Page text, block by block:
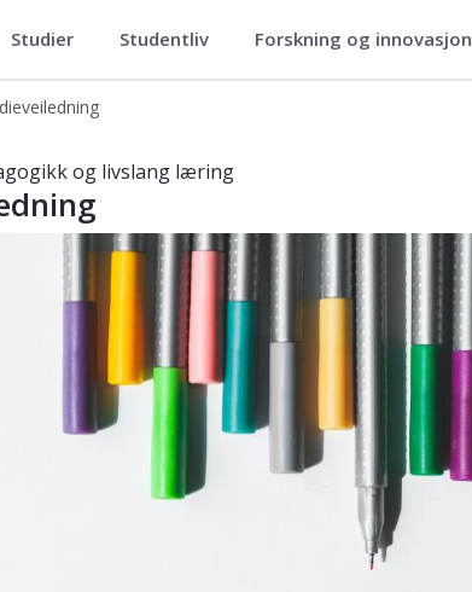
pedagogikk og livslang læring
Studier Studentliv Forskning og innovasjon
og livslang læring